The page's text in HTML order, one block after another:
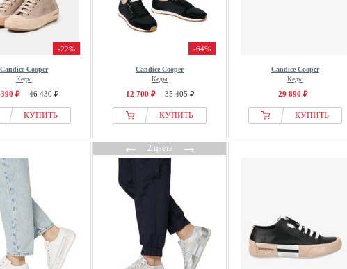
-22%
Candice Cooper
Кеды
₽ 46 430 ₽
КУПИТЬ
-64%
Candice Cooper
Кеды
12 700 ₽ 35 405 ₽
КУПИТЬ
Candice Cooper
Кеды
29 890 ₽
КУПИТЬ
←2 цвета→